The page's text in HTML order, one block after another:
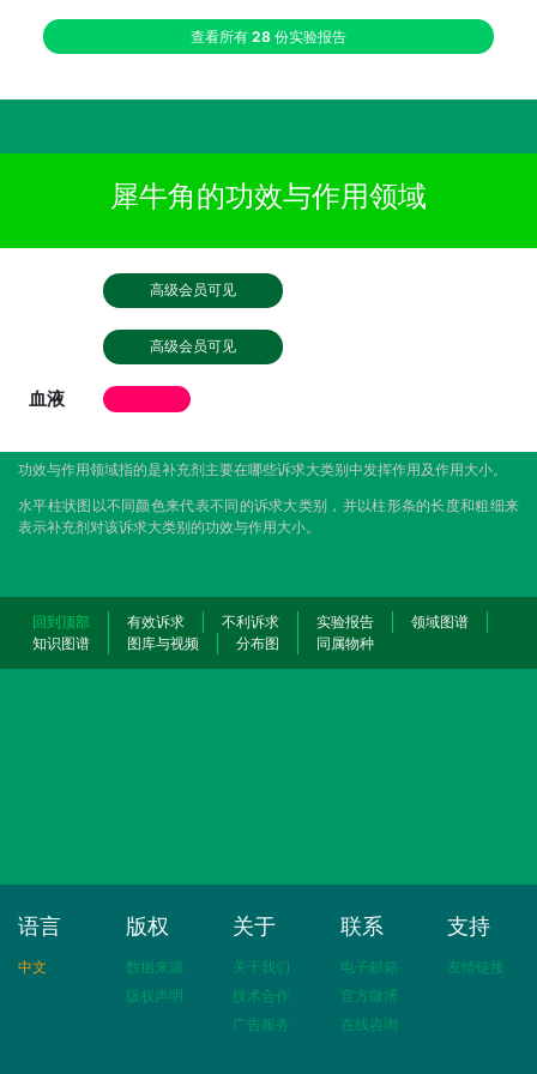
查看所有 28 份实验报告
犀牛角的功效与作用领域
高级会员可见
高级会员可见
血液
功效与作用领域指的是补充剂主要在哪些诉求大类别中发挥作用及作用大小。
水平柱状图以不同颜色来代表不同的诉求大类别，并以柱形条的长度和粗细来
表示补充剂对该诉求大类别的功效与作用大小。
回到顶部 有效诉求 不利诉求 实验报告
领域图谱
知识图谱
图库与视频 分布图 同属物种
语言
中文
版权
数据来源
版权声明
关于
关于我们
技术合作
广告服务
联系
电子邮箱
官方微博
在线咨询
支持
友情链接